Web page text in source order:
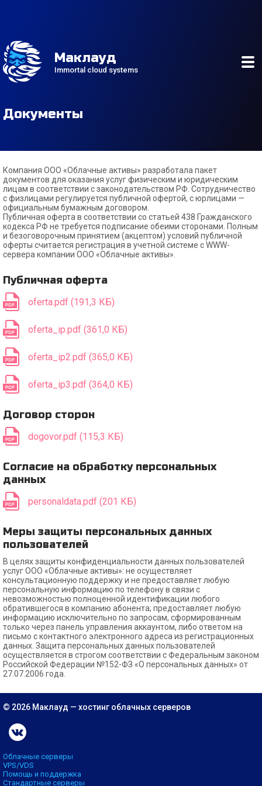
Маклауд
Immortal cloud systems
Документы
Компания ООО «Облачные активы» разработала пакет
документов для оказания услуг физическим и юридическим
лицам в соответствии с законодательством РФ. Сотрудничество
с физлицами регулируется публичной офертой, с юрлицами —
официальным бумажным договором.
Публичная оферта в соответствии со статьей 438 Гражданского
кодекса РФ не требуется подписание обеими сторонами. Полным
и безоговорочным принятием (акцептом) условий публичной
оферты считается регистрация в учетной системе с WWW-
сервера компании ООО «Облачные активы».
Публичная оферта
oferta.pdf (191,3 КБ)
oferta_ip.pdf (361,0 КБ)
oferta_ip2.pdf (365,0 КБ)
oferta_ip3.pdf (364,0 КБ)
Договор сторон
dogovor.pdf (115,3 КБ)
Согласие на обработку персональных
данных
personaldata.pdf (201 КБ)
Меры защиты персональных данных
пользователей
В целях защиты конфиденциальности данных пользователей
услуг ООО «Облачные активы»: не осуществляет
консультационную поддержку и не предоставляет любую
персональную информацию по телефону в связи с
невозможностью полноценной идентификации любого
обратившегося в компанию абонента; предоставляет любую
информацию исключительно по запросам, сформированным
только через панель управления аккаунтом, либо ответом на
письмо с контактного электронного адреса из регистрационных
данных. Защита персональных данных пользователей
осуществляется в строгом соответствии с Федеральным законом
Российской Федерации №152-ФЗ «О персональных данных» от
27.07.2006 года.
© 2026 Маклауд — хостинг облачных серверов
Облачные серверы
VPS/VDS
Помощь и поддержка
Стандартные серверы